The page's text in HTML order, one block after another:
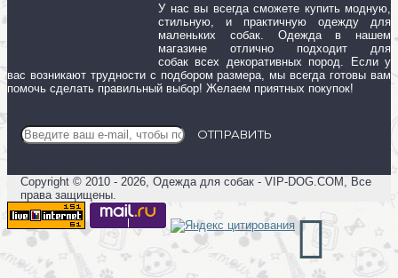
У нас вы всегда сможете купить модную,
стильную, и практичную одежду для
маленьких собак. Одежда в нашем
магазине отлично подходит для
собак всех декоративных пород. Если у
вас возникают трудности с подбором размера, мы всегда готовы вам
помочь сделать правильный выбор! Желаем приятных покупок!
ОТПРАВИТЬ
Copyright © 2010 - 2026, Одежда для собак - VIP-DOG.COM, Все
права защищены.